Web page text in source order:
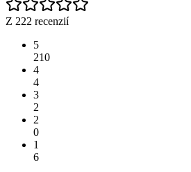
Z 222 recenzií
5
210
4
4
3
2
2
0
1
6